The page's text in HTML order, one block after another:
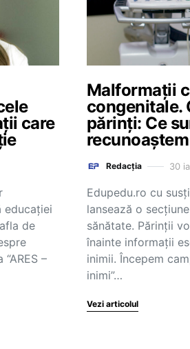
care
educației
de
–
Malformații
congenitale.
părinți: Ce
Redacția 30
Edupedu.ro cu
lansează o
sănătate. Părinții
înainte informații
inimii. Începem
inimi”…
Vezi articolul